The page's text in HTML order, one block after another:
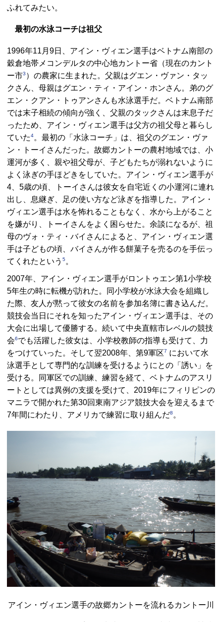
ふれてみたい。
最初の水泳コーチは祖父
1996年11月9日、アイン・ヴィエン選手はベトナム南部の
穀倉地帯メコンデルタの中心地カントー省（現在のカント
ー市3 ）の農家に生まれた。父親はグエン・ヴァン・タッ
クさん、母親はグエン・ティ・アイン・ホンさん。弟のグ
エン・クアン・トゥアンさんも水泳選手だ。ベトナム南部
では末子相続の傾向が強く、父親のタックさんは末息子だ
ったため、アイン・ヴィエン選手は父方の祖父母と暮らし
ていた4。最初の「水泳コーチ」は、祖父のグエン・ヴァ
ン・トーイさんだった。故郷カントーの農村地域では、小
運河が多く、親や祖父母が、子どもたちが溺れないように
よく泳ぎの手ほどきをしていた。アイン・ヴィエン選手が
4、5歳の頃、トーイさんは彼女を自宅近くの小運河に連れ
出し、息継ぎ、足の使い方など泳ぎを指導した。アイン・
ヴィエン選手は水を怖れることもなく、水から上がること
を嫌がり、トーイさんをよく困らせた。余談になるが、祖
母のヴォ・ティ・バイさんによると、アイン・ヴィエン選
手は子どもの頃、バイさんが作る餅菓子を売るのを手伝っ
てくれたという 5。
2007年、アイン・ヴィエン選手がロントゥエン第1小学校
5年生の時に転機が訪れた。同小学校が水泳大会を組織し
た際、友人が黙って彼女の名前を参加名簿に書き込んだ。
競技会当日にそれを知ったアイン・ヴィエン選手は、その
大会に出場して優勝する。続いて中央直轄市レベルの競技
会6でも活躍した彼女は、小学校教師の指導も受けて、力
をつけていった。そして翌2008年、第9軍区7 において水
泳選手として専門的な訓練を受けるようにとの「誘い」を
受ける。同軍区での訓練、練習を経て、ベトナムのアスリ
ートとしては異例の支援を受けて、2019年にフィリピンの
マニラで開かれた第30回東南アジア競技大会を迎えるまで
7年間にわたり、アメリカで練習に取り組んだ8 。
アイン・ヴィエン選手の故郷カントーを流れるカントー川